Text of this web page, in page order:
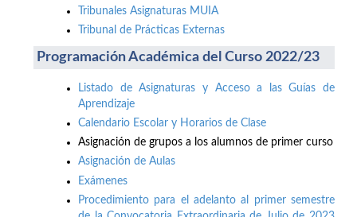
Tribunales Asignaturas MUIA
Tribunal de Prácticas Externas
Programación Académica del Curso 2022/23
Listado de Asignaturas y Acceso a las Guías de
Aprendizaje
Calendario Escolar y Horarios de Clase
Asignación de grupos a los alumnos de primer curso
Asignación de Aulas
Exámenes
Procedimiento para el adelanto al primer semestre